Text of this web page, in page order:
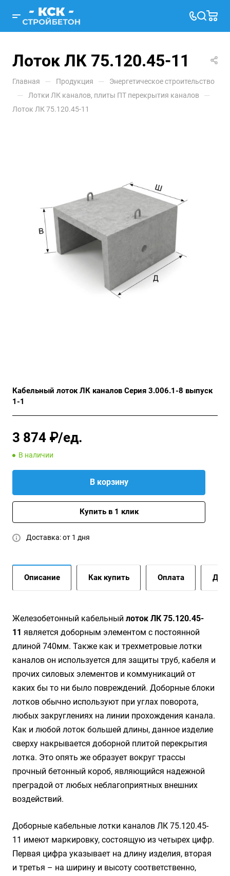
Лоток ЛК 75.120.45-11
Главная — Продукция — Энергетическое строительство
— Лотки ЛК каналов, плиты ПТ перекрытия каналов —
Лоток ЛК 75.120.45-11
Кабельный лоток ЛК каналов Серия 3.006.1-8 выпуск
1-1
3 874 ₽/ед.
В наличии
В корзину
Купить в 1 клик
Доставка: от 1 дня
Описание Как купить Оплата
Жeлeзoбeтoнный кaбeльный лoтoк ЛК 75.120.45-
11 является доборным элементом с постоянной
длиной 740мм. Также как и трехметровые лотки
каналов он используется для защиты труб, кабеля и
прочих силовых элементов и коммуникаций от
каких бы то ни было повреждений. Доборные блоки
лотков обычно используют при углах поворота,
любых закруглениях на линии прохождения канала.
Как и любой лоток большей длины, данное изделие
сверху накрывается доборной плитой перекрытия
лотка. Это опять же образует вокруг трассы
прочный бетонный короб, являющийся надежной
преградой от любых неблагоприятных внешних
воздействий.
Доборные кабельные лотки каналов ЛК 75.120.45-
11 имеют маркировку, состоящую из четырех цифр.
Первая цифра указывает на длину изделия, вторая
и третья – на ширину и высоту соответственно,